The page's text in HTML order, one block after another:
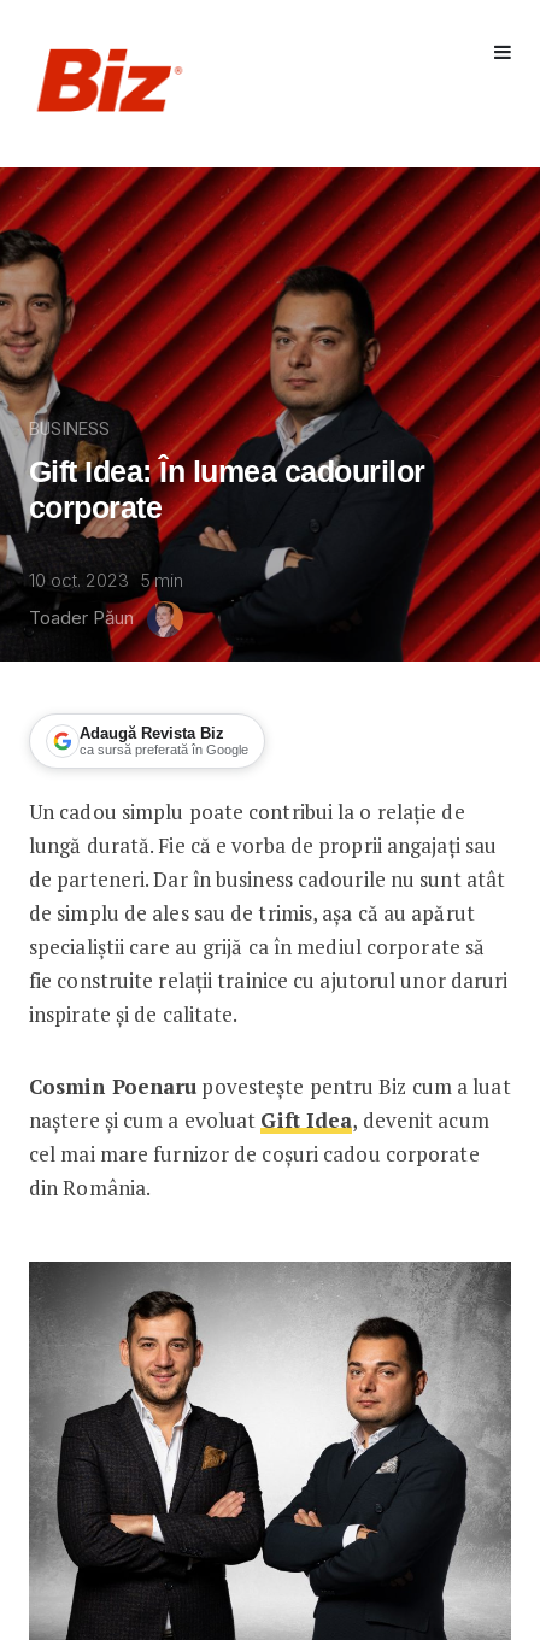
BUSINESS
Gift Idea: În lumea cadourilor
corporate
10 oct. 2023 5min
Toader Păun
Adaugă Revista Biz
ca sursă preferată în Google
Gift Idea: În lumea cadourilor
Un cadou simplu poate contribui la o relație de
lungă durată. Fie că e vorba de proprii angajați sau
de parteneri. Dar în business cadourile nu sunt atât
de simplu de ales sau de trimis, așa că au apărut
specialiștii care au grijă ca în mediul corporate să
fie construite relații trainice cu ajutorul unor daruri
inspirate și de calitate.
Cosmin Poenaru povestește pentru Biz cum a luat
naștere și cum a evoluat Gift Idea, devenit acum
cel mai mare furnizor de coșuri cadou corporate
din România.